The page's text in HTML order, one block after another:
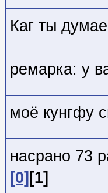
Каг ты
ремарка: у
моё кунгфу
насрано 73
[0] [1]